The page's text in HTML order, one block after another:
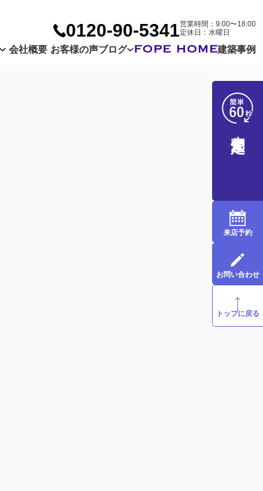
0120-90-5341営業時間：9:00〜18:00
定休日：水曜日
会社概要 お客様の声ブログ
建築事例
来店予約
お問い合わせ
トップに戻る